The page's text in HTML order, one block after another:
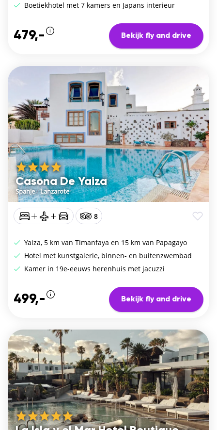
Boetiekhotel met 7 kamers en Japans interieur
479,- Bekijk fly and drive
Casona De Yaiza
Spanje/Lanzarote
8
Yaiza, 5 km van Timanfaya en 15 km van Papagayo
Hotel met kunstgalerie, binnen- en buitenzwembad
Kamer in 19e-eeuws herenhuis met jacuzzi
499,- Bekijk fly and drive